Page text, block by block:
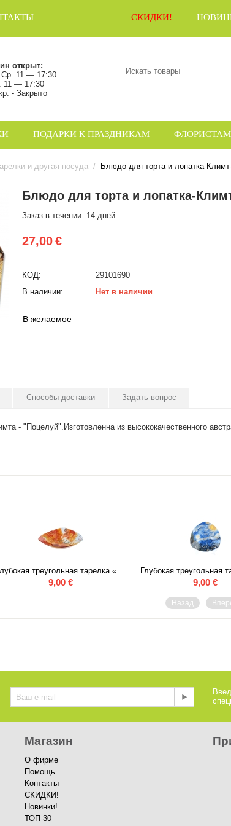
СКИДКИ!
открыт:
11 — 17:30
11 — 17:30
- Закрыто
ПОДАРКИ К ПРАЗДНИКАМ ФЛОРИСТАМ
и другая посуда / Блюдо для торта и лопатка-
Блюдо для торта и лопатка-
Заказ в течении: 14 дней
27,00€
КОД:
29101690
В наличии:
Нет в наличии
В желаемое
Способы доставки Задать вопрос
- "Поцелуй".Изготовленна из высококачественного
Глубокая треугольная тарелка «Подсолнухи»
9,00 € 9,00 €
Назад
Магазин
О фирме
Помощь
Контакты
СКИДКИ!
Новинки!
ТОП-30